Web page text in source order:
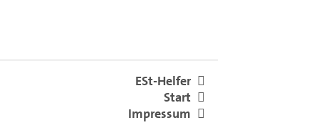
ESt-Helfer
Start
Impressum